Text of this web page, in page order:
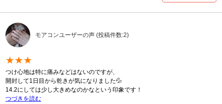
モアコンユーザーの声 (投稿件数:2)
★★★
つけ心地は特に痛みなどはないのですが、
開封して1日目から乾きが気になりました💦
14.2にしては少し大きめなのかなという印象です！
つづきを読む